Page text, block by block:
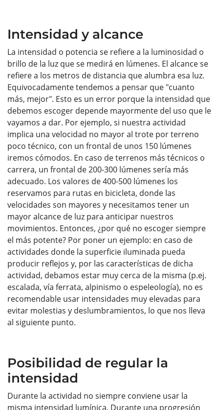
Intensidad y alcance
La intensidad o potencia se refiere a la luminosidad o
brillo de la luz que se medirá en lúmenes. El alcance se
refiere a los metros de distancia que alumbra esa luz.
Equivocadamente tendemos a pensar que "cuanto
más, mejor". Esto es un error porque la intensidad que
debemos escoger depende mayormente del uso que le
vayamos a dar. Por ejemplo, si nuestra actividad
implica una velocidad no mayor al trote por terreno
poco técnico, con un frontal de unos 150 lúmenes
iremos cómodos. En caso de terrenos más técnicos o
carrera, un frontal de 200-300 lúmenes sería más
adecuado. Los valores de 400-500 lúmenes los
reservamos para rutas en bicicleta, donde las
velocidades son mayores y necesitamos tener un
mayor alcance de luz para anticipar nuestros
movimientos. Entonces, ¿por qué no escoger siempre
el más potente? Por poner un ejemplo: en caso de
actividades donde la superficie iluminada pueda
producir reflejos y, por las características de dicha
actividad, debamos estar muy cerca de la misma (p.ej.
escalada, vía ferrata, alpinismo o espeleología), no es
recomendable usar intensidades muy elevadas para
evitar molestias y deslumbramientos, lo que nos lleva
al siguiente punto.
Posibilidad de regular la
intensidad
Durante la actividad no siempre conviene usar la
misma intensidad lumínica. Durante una progresión